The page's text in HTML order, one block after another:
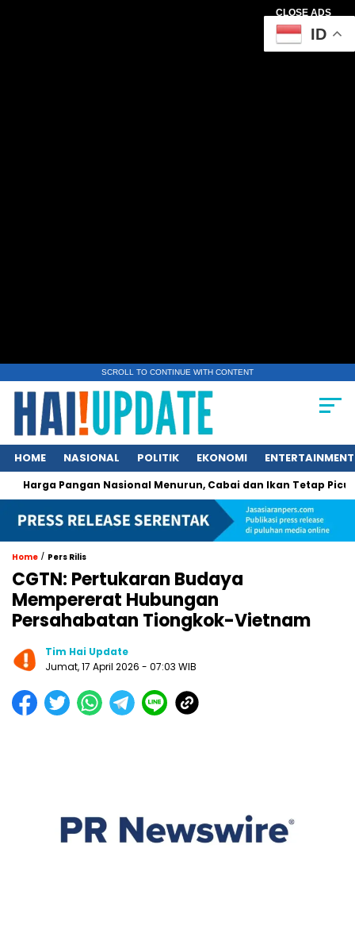
CLOSE ADS
SCROLL TO CONTINUE WITH CONTENT
HOME NASIONAL POLITIK EKONOMI ENTERTAINMENT
Pangan Nasional Menurun, Cabai dan Ikan Tetap Picu
Home / Pers Rilis
CGTN: Pertukaran Budaya
Mempererat Hubungan
Persahabatan Tiongkok-Vietnam
Tim Hai Update
Jumat, 17 April 2026 - 07:03 WIB
ID